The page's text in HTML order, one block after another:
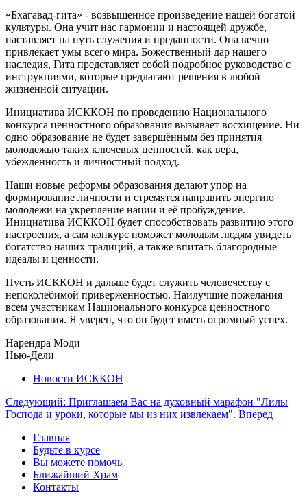
«Бхагавад-гита» - возвышенное произведение нашей богатой
культуры. Она учит нас гармонии и настоящей дружбе,
наставляет на путь служения и преданности. Она вечно
привлекает умы всего мира. Божественный дар нашего
наследия, Гита представляет собой подробное руководство с
инструкциями, которые предлагают решения в любой
жизненной ситуации.
Инициатива ИСККОН по проведению Национального
конкурса ценностного образования вызывает восхищение. Ни
одно образование не будет завершённым без принятия
молодежью таких ключевых ценностей, как вера,
убежденность и личностный подход.
Наши новые реформы образования делают упор на
формирование личности и стремятся направить энергию
молодежи на укрепление нации и её пробуждение.
Инициатива ИСККОН будет способствовать развитию этого
настроения, а сам конкурс поможет молодым людям увидеть
богатство наших традиций, а также впитать благородные
идеалы и ценности.
Пусть ИСККОН и дальше будет служить человечеству с
непоколебимой приверженностью. Наилучшие пожелания
всем участникам Национального конкурса ценностного
образования. Я уверен, что он будет иметь огромный успех.
Нарендра Моди
Нью-Дели
Новости ИСККОН
Следующий: Приглашаем Вас на духовный марафон "Лилы
Господа и уроки, которые мы из них извлекаем". Вперед
Главная
Будьте в курсе
Вы можете помочь
Ближайший Храм
Контакты